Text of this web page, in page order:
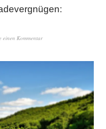
einen Kommentar